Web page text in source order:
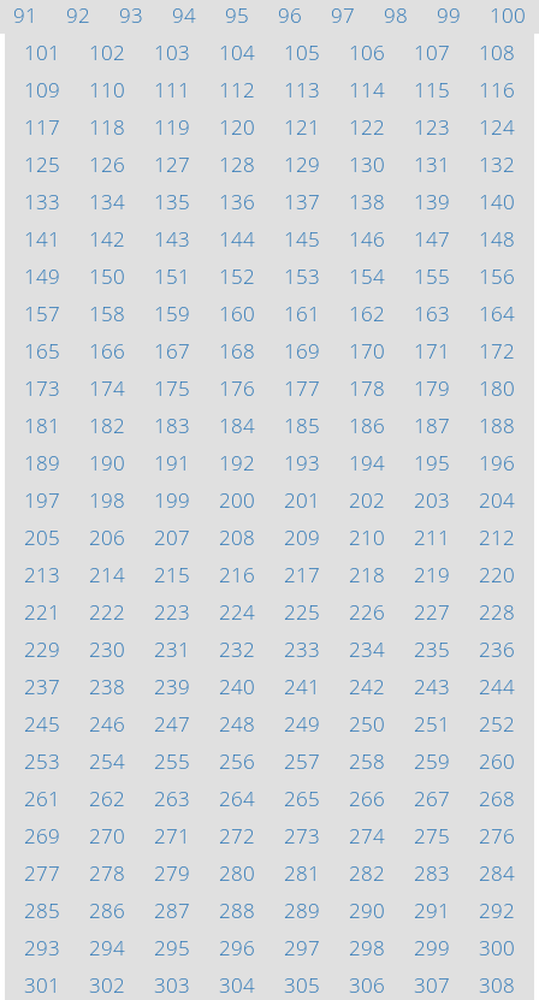
91
92 93 94 95 96 97 98 99
100
101
102 103 104 105 106 107
108
109
110 111 112 113 114 115
116
117
118 119 120 121 122 123
124
125
126 127 128 129 130 131
132
133
134 135 136 137 138 139
140
141
142 143 144 145 146 147
148
149
150 151 152 153 154 155
156
157
158 159 160 161 162 163
164
165
166 167 168 169 170 171
172
173
174 175 176 177 178 179
180
181
182 183 184 185 186 187
188
189
190 191 192 193 194 195
196
197
198 199 200 201 202 203
204
205
206 207 208 209 210 211
212
213
214 215 216 217 218 219
220
221
222 223 224 225 226 227
228
229
230 231 232 233 234 235
236
237
238 239 240 241 242 243
244
245
246 247 248 249 250 251
252
253
254 255 256 257 258 259
260
261
262 263 264 265 266 267
268
269
270 271 272 273 274 275
276
277
278 279 280 281 282 283
284
285
286 287 288 289 290 291
292
293
294 295 296 297 298 299
300
301
302 303 304 305 306 307
308